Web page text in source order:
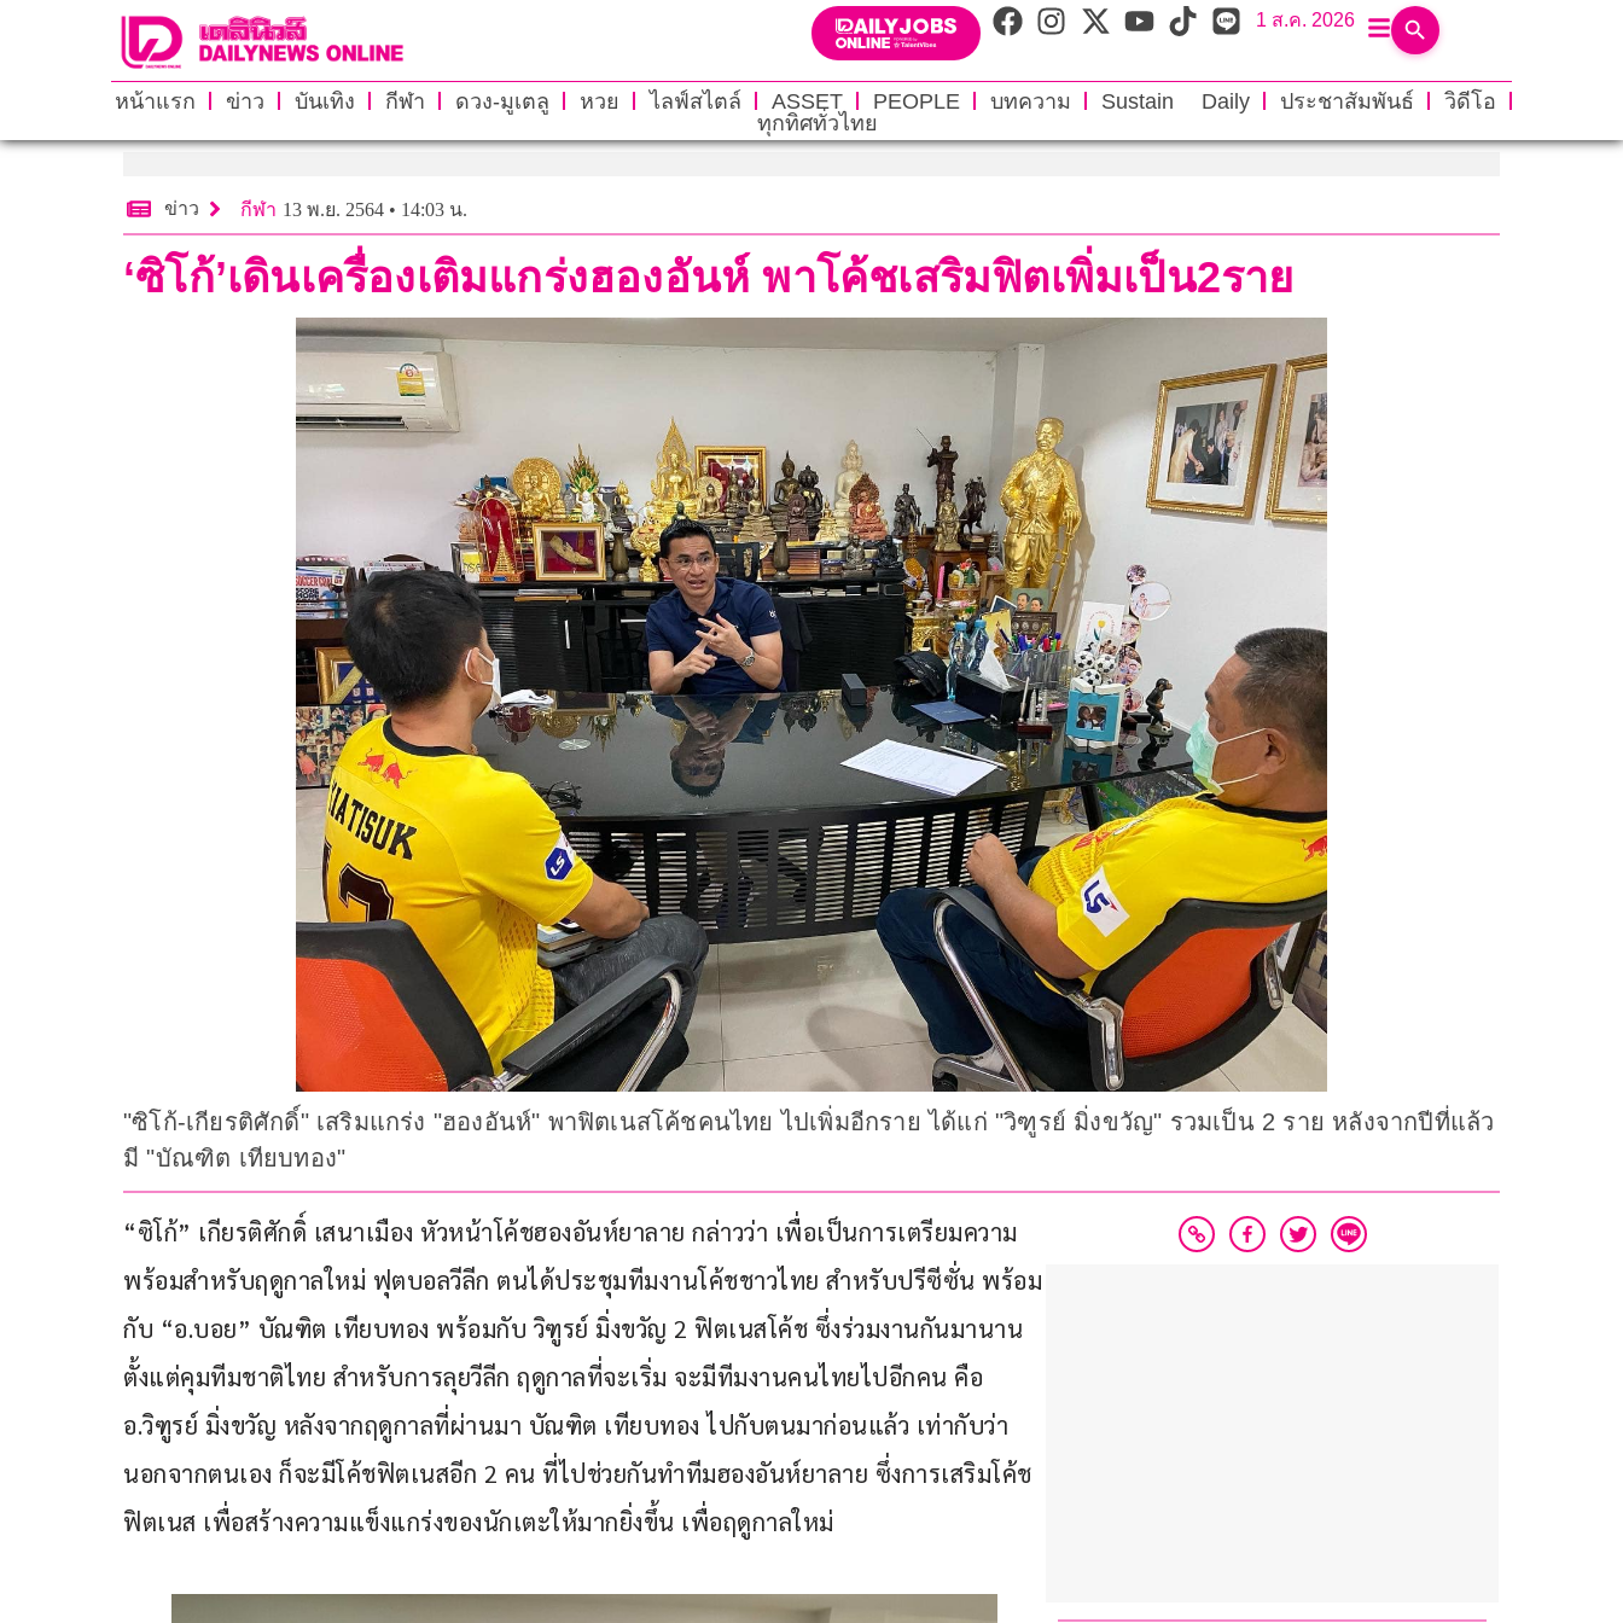
1 ส.ค. 2026
หน้าแรก ข่าว บันเทิง กีฬา ดวง-มูเตลู หวย ไลฟ์สไตล์ ASSET PEOPLE บทความ Sustain Daily ประชาสัมพันธ์
วิดีโอ
ทุกทิศทั่วไทย
ข่าว กีฬา 13 พ.ย. 2564 • 14:03 น.
‘ซิโก้’เดินเครื่องเติมแกร่งฮองอันห์ พาโค้ชเสริมฟิตเพิ่มเป็น2ราย
"ซิโก้-เกียรติศักดิ์" เสริมแกร่ง "ฮองอันห์" พาฟิตเนสโค้ชคนไทย ไปเพิ่มอีกราย ได้แก่ "วิฑูรย์ มิ่งขวัญ" รวมเป็น 2 ราย หลังจากปีที่แล้ว
มี "บัณฑิต เทียบทอง"
“ซิโก้” เกียรติศักดิ์ เสนาเมือง หัวหน้าโค้ชฮองอันห์ยาลาย กล่าวว่า เพื่อเป็นการเตรียมความ
พร้อมสำหรับฤดูกาลใหม่ ฟุตบอลวีลีก ตนได้ประชุมทีมงานโค้ชชาวไทย สำหรับปรีซีซั่น พร้อม
กับ “อ.บอย” บัณฑิต เทียบทอง พร้อมกับ วิฑูรย์ มิ่งขวัญ 2 ฟิตเนสโค้ช ซึ่งร่วมงานกันมานาน
ตั้งแต่คุมทีมชาติไทย สำหรับการลุยวีลีก ฤดูกาลที่จะเริ่ม จะมีทีมงานคนไทยไปอีกคน คือ
อ.วิฑูรย์ มิ่งขวัญ หลังจากฤดูกาลที่ผ่านมา บัณฑิต เทียบทอง ไปกับตนมาก่อนแล้ว เท่ากับว่า
นอกจากตนเอง ก็จะมีโค้ชฟิตเนสอีก 2 คน ที่ไปช่วยกันทำทีมฮองอันห์ยาลาย ซึ่งการเสริมโค้ช
ฟิตเนส เพื่อสร้างความแข็งแกร่งของนักเตะให้มากยิ่งขึ้น เพื่อฤดูกาลใหม่